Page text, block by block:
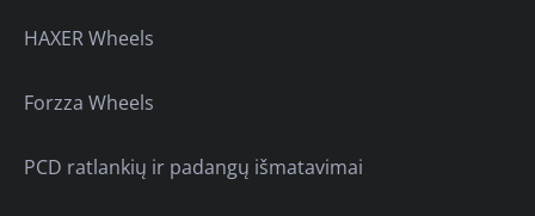
HAXER Wheels
Forzza Wheels
PCD ratlankių ir padangų išmatavimai